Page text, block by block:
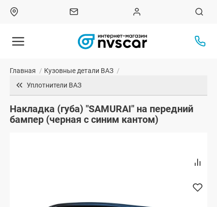
Главная / Кузовные детали ВАЗ /
Уплотнители ВАЗ
Накладка (губа) "SAMURAI" на передний
бампер (черная с синим кантом)